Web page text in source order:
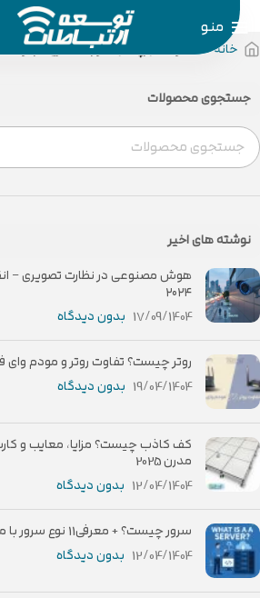
منو
خانه محصولات برچسب خورده “خرید از
جستجوی محصولات
نوشته های اخیر
هوش مصنوعی در نظارت تصویری –
۲۰۲۴
17/09/1404 بدون دیدگاه
روتر چیست؟ تفاوت روتر و مودم وای فای
19/04/1404 بدون دیدگاه
کف کاذب چیست؟ مزایا، معایب و
مدرن 2025
12/04/1404 بدون دیدگاه
سرور چیست؟ + معرفی11 نوع سرور با مثال کاربردی
12/04/1404 بدون دیدگاه